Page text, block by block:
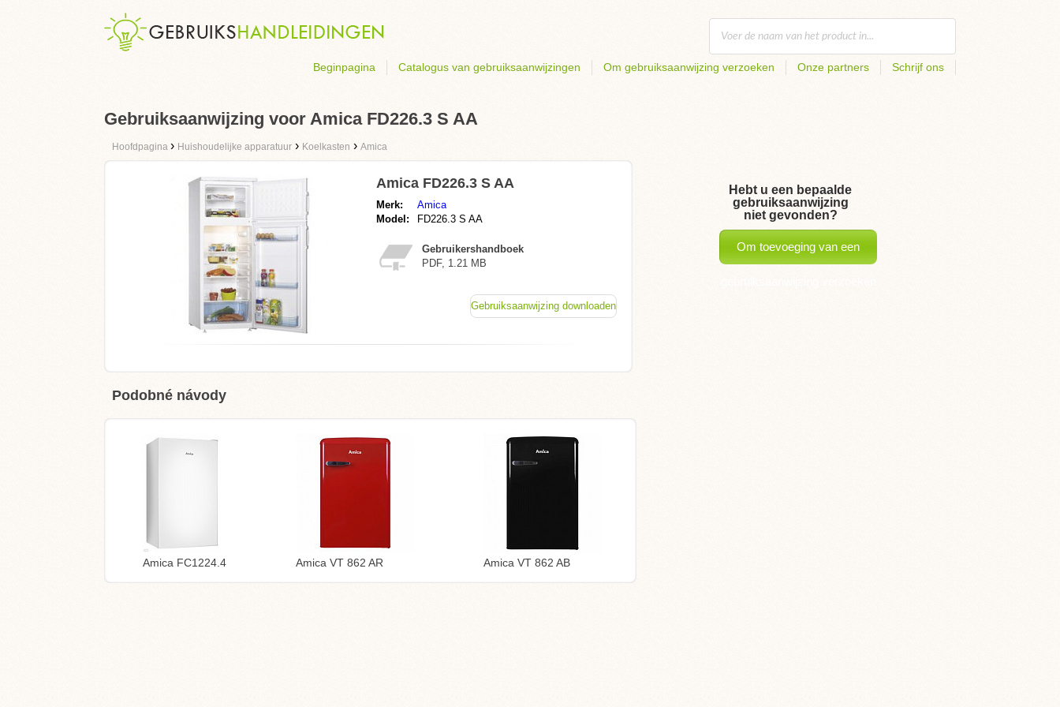
Beginpagina Catalogus van gebruiksaanwijzingen Om gebruiksaanwijzing verzoeken Onze partners Schrijf ons
Gebruiksaanwijzing voor Amica FD226.3 S AA
Hoofdpagina › Huishoudelijke apparatuur › Koelkasten › Amica
Amica FD226.3 S AA
Merk:
Amica
Model:
FD226.3 S AA
Gebruikershandboek
PDF, 1.21 MB
Gebruiksaanwijzing downloaden
Podobné návody
Amica FC1224.4 Amica VT 862 AR Amica VT 862 AB
Hebt u een bepaalde
gebruiksaanwijzing
niet gevonden?
Om toevoeging van een